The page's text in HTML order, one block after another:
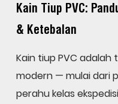
Kain Tiup PVC:
& Ketebalan
Kain tiup PVC
modern — mulai dari
perahu kelas